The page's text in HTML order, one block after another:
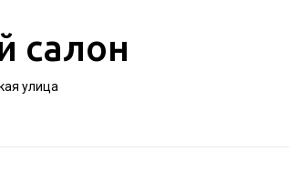
салон
улица